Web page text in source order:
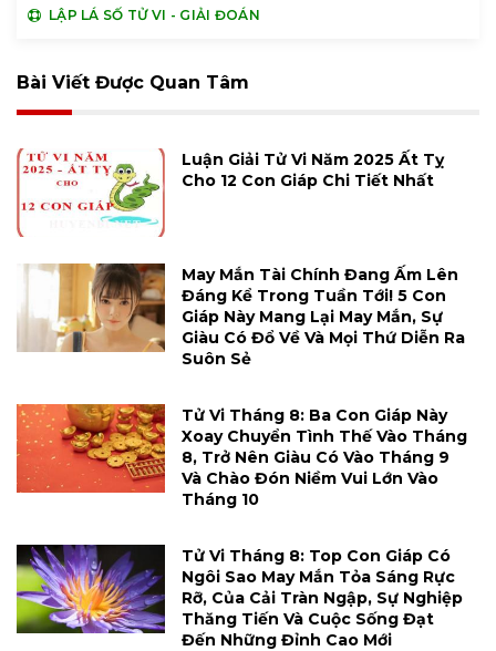
LẬP LÁ SỐ TỬ VI - GIẢI ĐOÁN
Bài Viết Được Quan Tâm
Luận Giải Tử Vi Năm 2025 Ất Tỵ
Cho 12 Con Giáp Chi Tiết Nhất
May Mắn Tài Chính Đang Ấm Lên
Đáng Kể Trong Tuần Tới! 5 Con
Giáp Này Mang Lại May Mắn, Sự
Giàu Có Đổ Về Và Mọi Thứ Diễn Ra
Suôn Sẻ
Tử Vi Tháng 8: Ba Con Giáp Này
Xoay Chuyển Tình Thế Vào Tháng
8, Trở Nên Giàu Có Vào Tháng 9
Và Chào Đón Niềm Vui Lớn Vào
Tháng 10
Tử Vi Tháng 8: Top Con Giáp Có
Ngôi Sao May Mắn Tỏa Sáng Rực
Rỡ, Của Cải Tràn Ngập, Sự Nghiệp
Thăng Tiến Và Cuộc Sống Đạt
Đến Những Đỉnh Cao Mới